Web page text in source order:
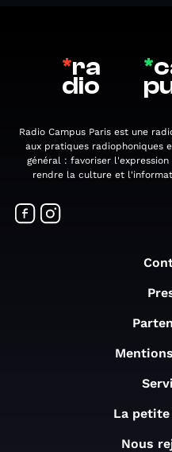
*ra
dio
*
Radio Campus Paris est une
aux pratiques radiophoniques
général : favoriser
rendre la culture et
La
Nous